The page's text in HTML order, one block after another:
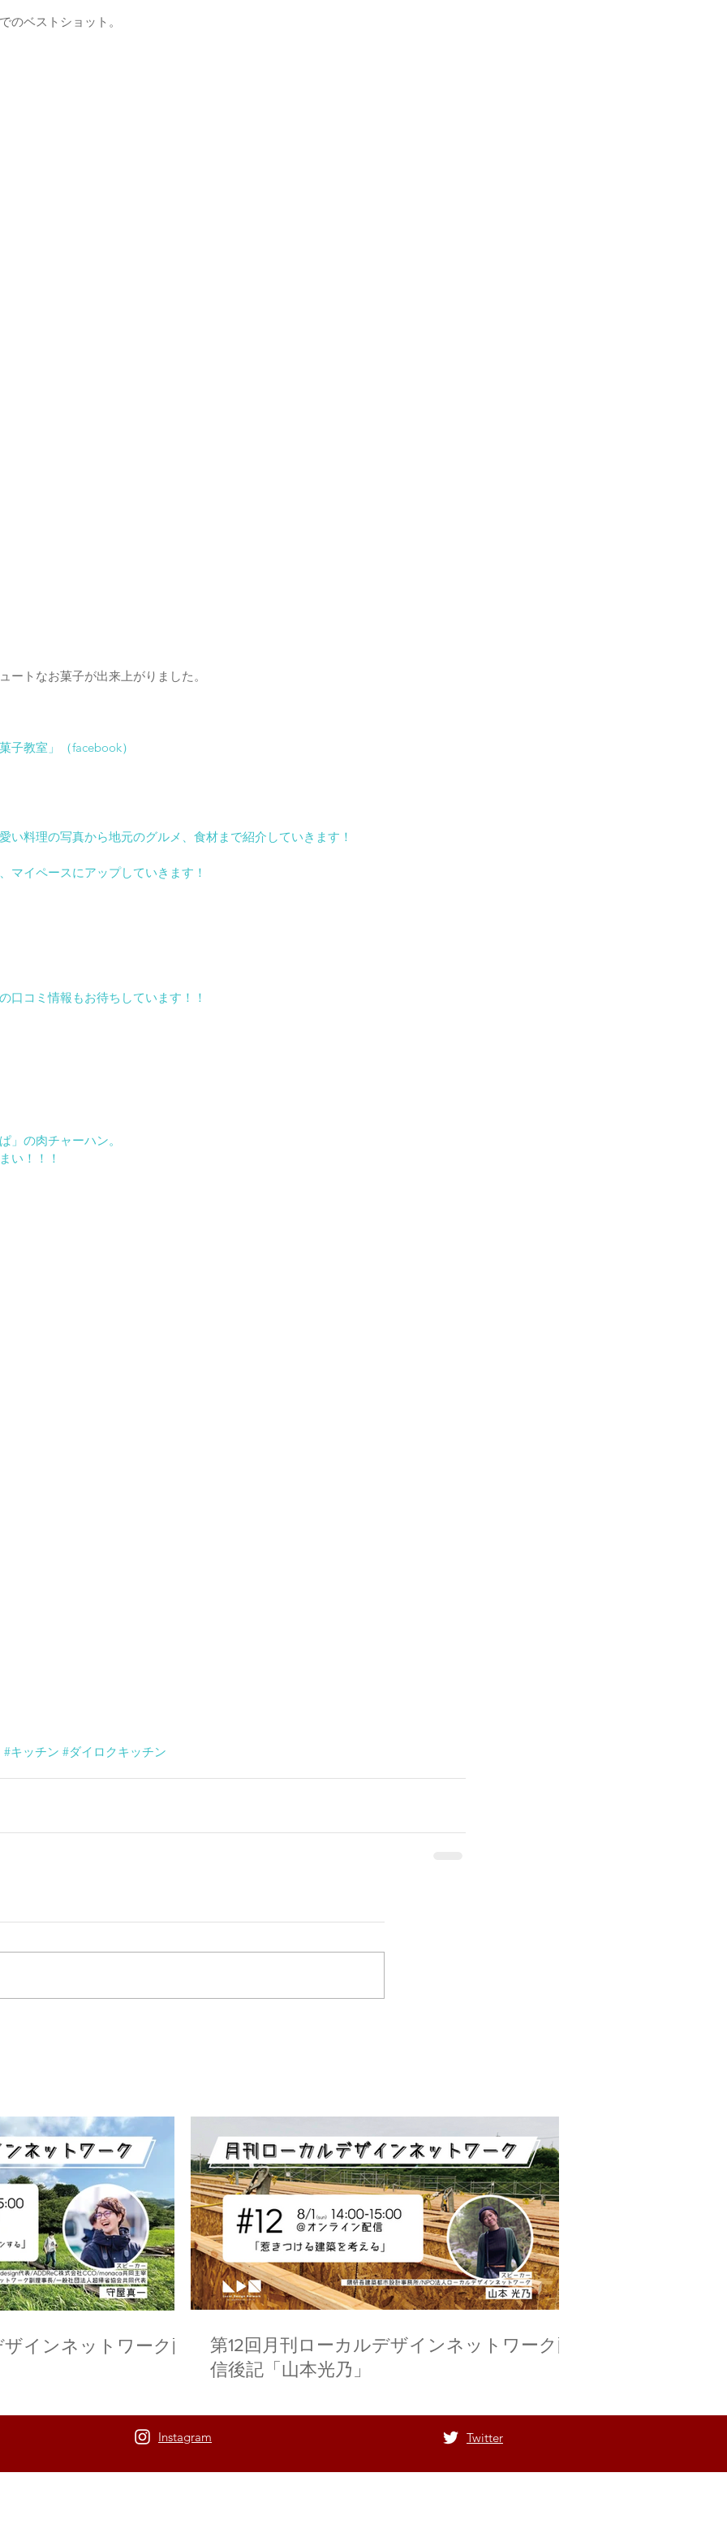
のベストショット。
ートなお菓子が出来上がりました。
子教室」（facebook）
い料理の写真から地元のグルメ、食材まで紹介していきます！
マイペースにアップしていきます！
口コミ情報もお待ちしています！！
」の肉チャーハン。
い！！！
#キッチン #ダイロクキッチン
インネットワーク配
第12回月刊ローカルデザインネットワーク配
信後記「山本光乃」
Instagram Twitter